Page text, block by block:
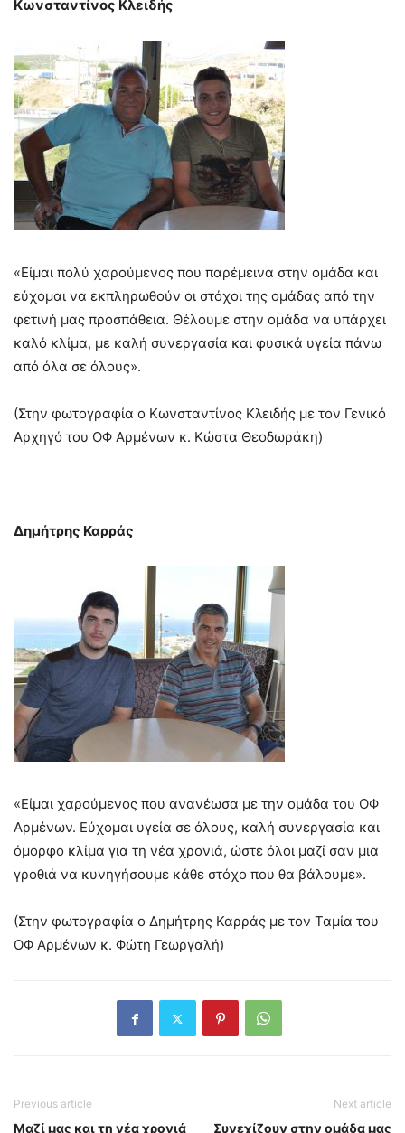
Κωνσταντίνος Κλειδής
«Είμαι πολύ χαρούμενος που παρέμεινα στην ομάδα και
εύχομαι να εκπληρωθούν οι στόχοι της ομάδας από την
φετινή μας προσπάθεια. Θέλουμε στην ομάδα να υπάρχει
καλό κλίμα, με καλή συνεργασία και φυσικά υγεία πάνω
από όλα σε όλους».
(Στην φωτογραφία ο Κωνσταντίνος Κλειδής με τον Γενικό
Αρχηγό του ΟΦ Αρμένων κ. Κώστα Θεοδωράκη)
Δημήτρης Καρράς
«Είμαι χαρούμενος που ανανέωσα με την ομάδα του ΟΦ
Αρμένων. Εύχομαι υγεία σε όλους, καλή συνεργασία και
όμορφο κλίμα για τη νέα χρονιά, ώστε όλοι μαζί σαν μια
γροθιά να κυνηγήσουμε κάθε στόχο που θα βάλουμε».
(Στην φωτογραφία ο Δημήτρης Καρράς με τον Ταμία του
ΟΦ Αρμένων κ. Φώτη Γεωργαλή)
Previous article
Μαζί μας και τη νέα χρονιά
Next article
Συνεχίζουν στην ομάδα μας